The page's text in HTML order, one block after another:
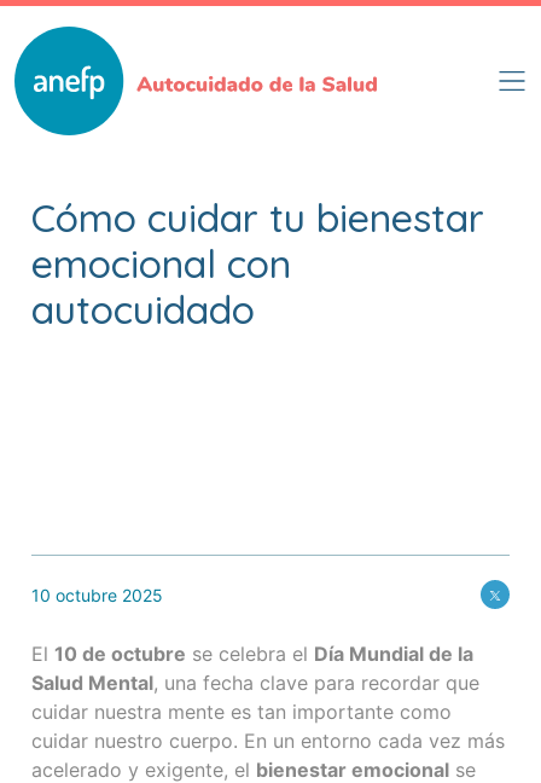
contenido
principal
Cómo cuidar tu bienestar
emocional con
autocuidado
10 octubre 2025
El10 de octubre se celebra el Día Mundial de la
Salud Mental, una fecha clave para recordar que
cuidar nuestra mente es tan importante como
cuidar nuestro cuerpo. En un entorno cada vez más
acelerado y exigente, el bienestar emocional se